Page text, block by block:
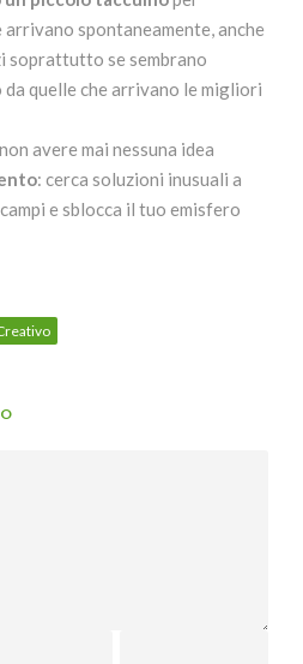
spontaneamente, anche
soprattutto se sembrano
da quelle che arrivano le migliori
avere mai nessuna idea
: cerca soluzioni inusuali a
e sblocca il tuo emisfero